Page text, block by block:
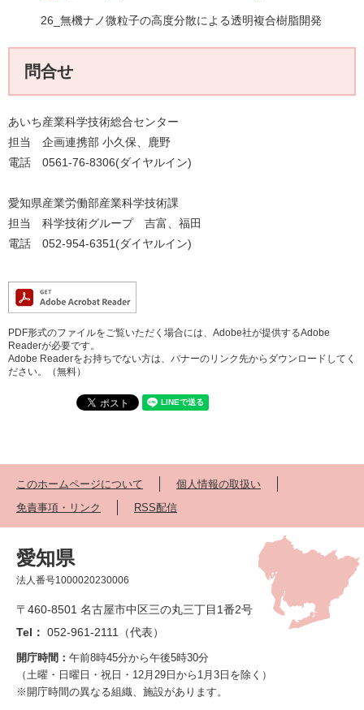
26_無機ナノ微粒子の高度分散による透明複合樹脂開発
問合せ
あいち産業科学技術総合センター
担当 企画連携部 小久保、鹿野
電話 0561-76-8306(ダイヤルイン)
愛知県産業労働部産業科学技術課
担当 科学技術グループ 吉富、福田
電話 052-954-6351(ダイヤルイン)
PDF形式のファイルをご覧いただく場合には、Adobe社が提供するAdobe
Readerが必要です。
Adobe Readerをお持ちでない方は、バナーのリンク先からダウンロードしてく
ださい。（無料）
このホームページについて
個人情報の取扱い
免責事項・リンク
RSS配信
愛知県
法人番号1000020230006
〒460-8501 名古屋市中区三の丸三丁目1番2号
Tel： 052-961-2111（代表）
開庁時間： 午前8時45分から午後5時30分
（土曜・日曜日・祝日・12月29日から1月3日を除く）
※開庁時間の異なる組織、施設があります。